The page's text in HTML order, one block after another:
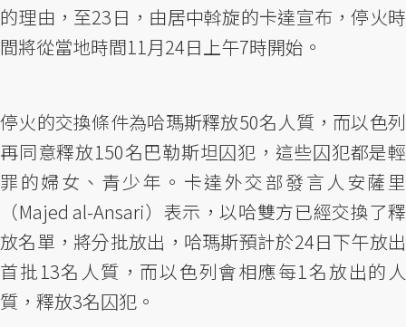
的理由，至23日，由居中斡旋的卡達宣布，停火時
間將從當地時間11月24日上午7時開始。
停火的交換條件為哈瑪斯釋放50名人質，而以色列
再同意釋放150名巴勒斯坦囚犯，這些囚犯都是輕
罪的婦女、青少年。卡達外交部發言人安薩里
（Majed al-Ansari）表示，以哈雙方已經交換了釋
放名單，將分批放出，哈瑪斯預計於24日下午放出
首批13名人質，而以色列會相應每1名放出的人
質，釋放3名囚犯。